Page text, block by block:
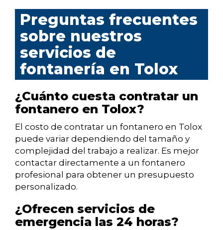
Preguntas frecuentes
sobre nuestros
servicios de
fontanería en Tolox
¿Cuánto cuesta contratar un
fontanero en Tolox?
El costo de contratar un fontanero en Tolox
puede variar dependiendo del tamaño y
complejidad del trabajo a realizar. Es mejor
contactar directamente a un fontanero
profesional para obtener un presupuesto
personalizado.
¿Ofrecen servicios de
emergencia las 24 horas?